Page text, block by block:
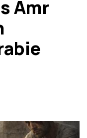
Amr